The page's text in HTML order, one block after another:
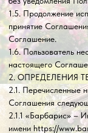
2.1.1 «Барбарис» – Интернет-
имени https://
осуществляющий свою
ресурса и сопутствующих ему
2.1.2. Интернет-магазин –
Товарах, Продавце,
приобретение Товара.
2.1.3. Администрация сайта
сотрудники на управления
Е.Ю.
2.1.4. Пользователь сайта
Пользователь) – лицо,
Интернет и использующее
2.1.5. Содержание сайта